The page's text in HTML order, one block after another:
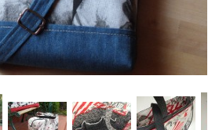
jk-laguna@seznam.cz
© 2025 eStránky.cz